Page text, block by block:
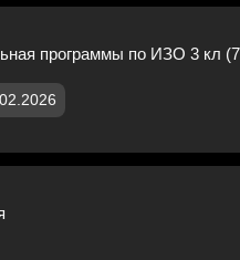
программы по ИЗО 3 кл